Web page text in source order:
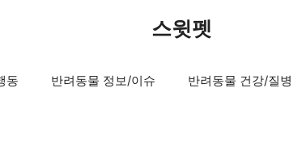
스윗펫
동 반려동물 정보/이슈 반려동물 건강/질병